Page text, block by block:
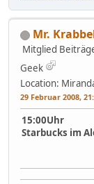
Mr.
Mitglied
Geek
Location:
29 Februar 2008,
15:00Uhr
Starbucks im